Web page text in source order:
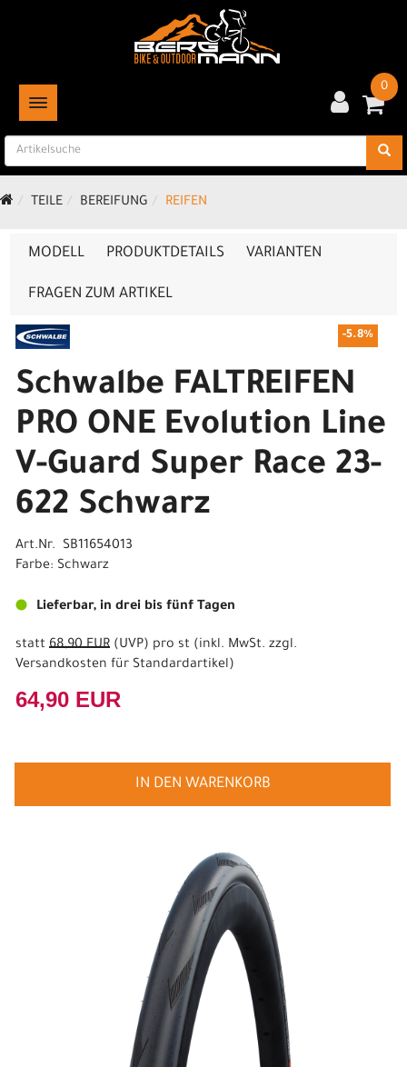
TOGGLE NAVIGATION
0
TEILE BEREIFUNG REIFEN
MODELL PRODUKTDETAILS VARIANTEN
FRAGEN ZUM ARTIKEL
-5.8%
Schwalbe FALTREIFEN
PRO ONE Evolution Line
V-Guard Super Race 23-
622 Schwarz
Art.Nr. SB11654013
Farbe: Schwarz
Lieferbar, in drei bis fünf Tagen
statt 68,90 EUR (UVP) pro st (inkl. MwSt. zzgl.
Versandkosten für Standardartikel)
64,90 EUR
IN DEN WARENKORB